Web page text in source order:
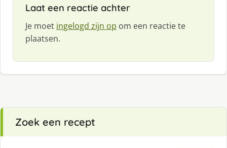
Laat een reactie achter
Je moet ingelogd zijn op om een reactie te
plaatsen.
Zoek een recept